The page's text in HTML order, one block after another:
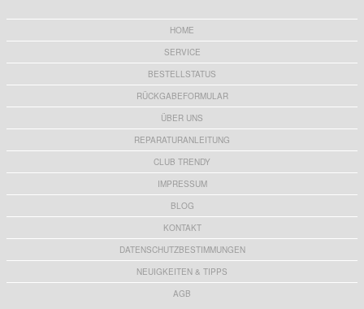
HOME
SERVICE
BESTELLSTATUS
RÜCKGABEFORMULAR
ÜBER UNS
REPARATURANLEITUNG
CLUB TRENDY
IMPRESSUM
BLOG
KONTAKT
DATENSCHUTZBESTIMMUNGEN
NEUIGKEITEN & TIPPS
AGB